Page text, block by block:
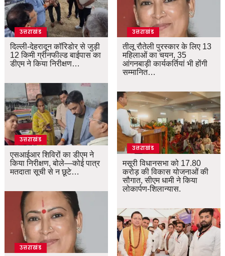
उत्तराखंड
दिल्ली-देहरादून कॉरिडोर से जुड़ी
12 किमी ग्रीनफील्ड बाईपास का
डीएम ने किया निरीक्षण…
उत्तराखंड
एसआईआर शिविरों का डीएम ने
किया निरीक्षण, बोले—कोई पात्र
मतदाता सूची से न छूटे…
उत्तराखंड
उत्तराखंड
तीलू रौतेली पुरस्कार के लिए 13
महिलाओं का चयन, 35
आंगनबाड़ी कार्यकर्तियां भी होंगी
सम्मानित…
उत्तराखंड
मसूरी विधानसभा को 17.80
करोड़ की विकास योजनाओं की
सौगात, सीएम धामी ने किया
लोकार्पण-शिलान्यास.